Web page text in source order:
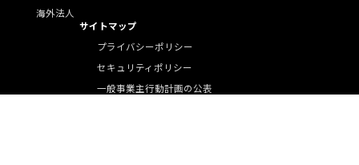
海外法人
サイトマップ
プライバシーポリシー
セキュリティポリシー
一般事業主行動計画の公表